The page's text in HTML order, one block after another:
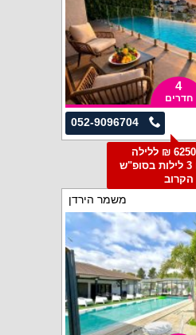
4
חדרים
052-9096704
החל מ6250 ₪ ללילה
למזמינים 3 לילות בסופ"ש
הקרוב
משמר הירדן